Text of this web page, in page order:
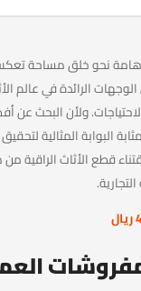
هامة نحو خلق مساحة
الرائدة في عالم
ولأن
البوابة المثالية
قطع الأثاث الراقية